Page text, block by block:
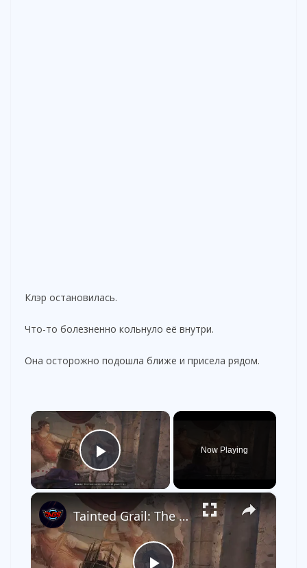
Клэр остановилась.
Что-то болезненно кольнуло её внутри.
Она осторожно подошла ближе и присела рядом.
×
Play Video
Now Playing
×
Tainted Grail: The Fall of Avalon - Minher Rites: Talk To Neante About The Corrupted Temple Gameplay